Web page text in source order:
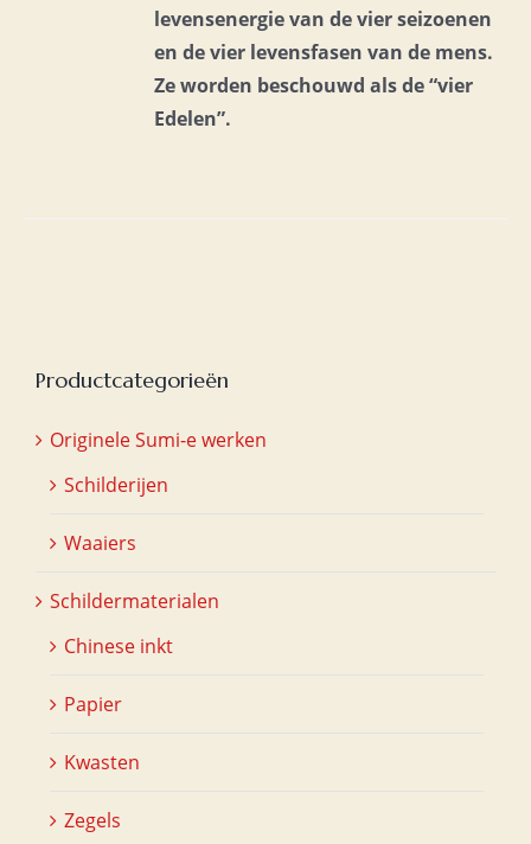
levensenergie van de vier seizoenen
en de vier levensfasen van de mens.
Ze worden beschouwd als de “vier
Edelen”.
Productcategorieën
Originele Sumi-e werken
Schilderijen
Waaiers
Schildermaterialen
Chinese inkt
Papier
Kwasten
Zegels